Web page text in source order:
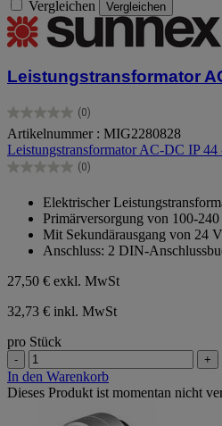
Vergleichen Vergleichen
Leistungstransformator
(0)
0.0
von
5
Sternen.
Artikelnummer : MIG2280828
Leistungstransformator AC-DC IP 44
(0)
0.0
Sternen.
Elektrischer
Primärversorgung von 100-
Mit Sekundärausgang von 24
Anschluss: 2 DIN-
27,50 € exkl. MwSt
32,73 € inkl. MwSt
pro Stück
- +
In den Warenkorb
Dieses Produkt ist momentan nicht